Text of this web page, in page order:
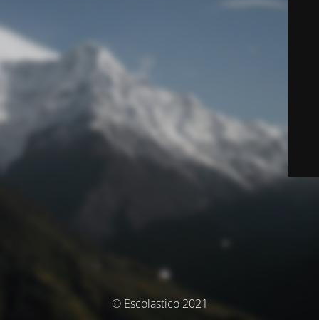
© Escolastico 2021